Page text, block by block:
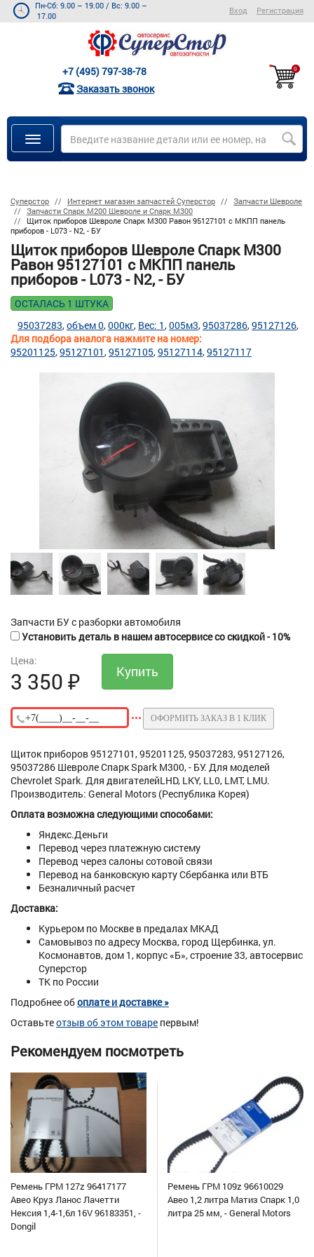
Пн-Сб: 9.00 – 19.00 / Вс: 9.00 –
17.00
Вход Регистрация
+7 (495) 797-38-78
Заказать звонок
0
Суперстор Интернет магазин запчастей Суперстор
Запчасти Шевроле
Запчасти Спарк M200 Шевроле и Спарк M300
Щиток приборов Шевроле Спарк М300 Равон 95127101 с МКПП панель
приборов - L073 - N2, - БУ
Щиток приборов Шевроле Спарк М300
Равон 95127101 с МКПП панель
приборов - L073 - N2, - БУ
ОСТАЛАСЬ 1 ШТУКА
Для подбора аналога нажмите на номер:
95037283 объем 0 000кг Вес: 1 005м3 95037286 95127126
95201125 95127101 95127105 95127114 95127117
Запчасти БУ с разборки автомобиля
Установить деталь в нашем автосервисе со скидкой - 10%
Цена:
3 350 ₽
ОФОРМИТЬ ЗАКАЗ В 1 КЛИК
Щиток приборов 95127101, 95201125, 95037283, 95127126,
95037286 Шевроле Спарк Spark М300, - БУ. Для моделей
Chevrolet Spark. Для двигателейLHD, LKY, LL0, LMT, LMU.
Производитель: General Motors (Республика Корея)
Оплата возможна следующими способами:
Яндекс.Деньги
Перевод через платежную систему
Перевод через салоны сотовой связи
Перевод на банковскую карту Сбербанка или ВТБ
Безналичный расчет
Доставка:
Курьером по Москве в предалах МКАД
Самовывоз по адресу Москва, город Щербинка, ул.
Космонавтов, дом 1, корпус «Б», строение 33, автосервис
Суперстор
ТК по России
Подробнее обоплате и доставке »
Оставьтеотзыв об этом товаре первым!
Рекомендуем посмотреть
Ремень ГРМ 127z 96417177
Авео Круз Ланос Лачетти
Нексия 1,4-1,6л 16V 96183351, -
Dongil
Ремень ГРМ 109z 96610029
Авео 1,2 литра Матиз Спарк 1,0
литра 25 мм, - General Motors